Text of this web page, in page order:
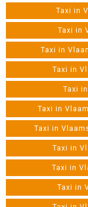
Taxi in
Taxi in
Taxi in
Taxi in
Taxi
Taxi in
Taxi in
Taxi in
Taxi in
Taxi in